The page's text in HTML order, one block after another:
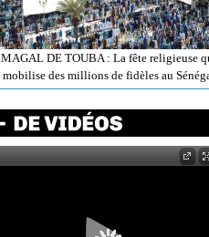
MAGAL DE TOUBA : La fête religieuse
mobilise des millions de fidèles au